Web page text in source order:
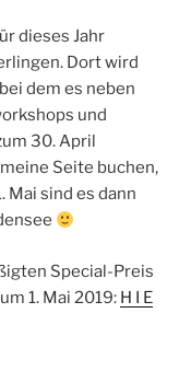
dieses Jahr
Dort wird
dem es neben
und
30. April
Seite buchen,
Mai sind es dann
Special-Preis
1. Mai 2019: H I E